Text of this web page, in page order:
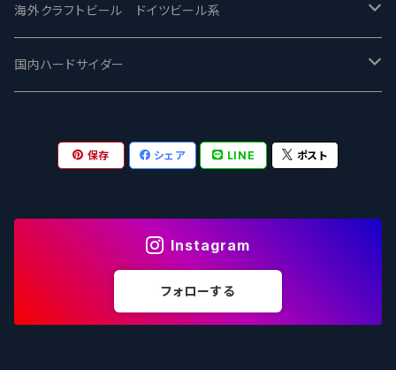
ワイマーケットブルーイング Y.Market Brewing
志賀高原ビール - SIGAKOGEN
箕面ビール - MINOH BEER
サンクトガーレン - Sankt Gallen
ウェストコーストブルーイング -WCB
Lagunitas ラグニタス
FirestoneWalker ファイアストーン
Mikkeller ミッケラー
Hop Nation ホップネーション
Brewski ブリュースキー
BrewDog Brewery - ブリュードッグ
The Flying Inn / ザ フライイング イン
Lambiek Fabriek - ファブリーク
Marble / マーブル
Buxton - バクストン
Carbon brews -カーボン
TAIHU - タイフー
Behemoth - ベヒーモス
BODRIGGY BREWING ボッドリッジー
CO-CONSPIRATORS コ・コンスピレーターズ
Deep Creek Brewing Co.
8 Wired エイトワイアード
Isthmus イスムス
Jackie O's ジャッキーオーズ
Westbrook ウェストブルック
Strathcona ストラスコナ
ODIN BREWING オディン
Electric Bicycle エレクトリックバイシクル
海外クラフトビール ドイツビール系
Karmeliten カーメリテン
Früh フリュー
Plank プランク
Tucher トゥーハー
国内ハードサイダー
保存 シェア LINE ポスト
Instagram
フォローする